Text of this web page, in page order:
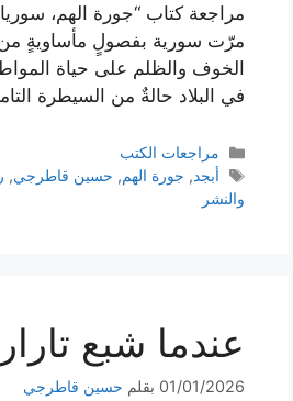
مراجعة كتاب “جورة الهم،
مرّت سورية بفصولٍ مأساويةٍ من
الخوف والظلم على حياة
في البلاد حالةٌ من السيطرة
التصنيفات
مراجعات الكتب
الوسوم
أبجد, جورة الهم, حسين قاطرجي,
والنشر
عندما شبع تارار
01/01/2026 بقلم حسين قاطرجي